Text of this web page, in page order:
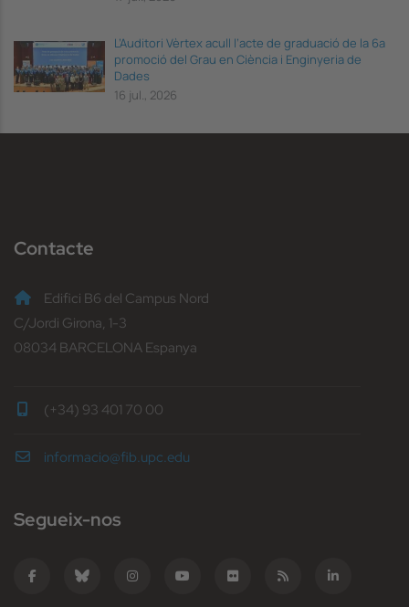
L’Auditori Vèrtex acull l’acte de graduació de la 6a
promoció del Grau en Ciència i Enginyeria de
Dades
16 jul., 2026
Contacte
Edifici B6 del Campus Nord
C/Jordi Girona, 1-3
08034 BARCELONA Espanya
(+34) 93 401 70 00
informacio@fib.upc.edu
Segueix-nos